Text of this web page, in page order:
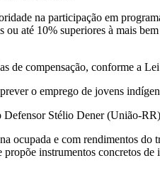
na participação em
até 10% superiores à mais
de compensação, conforme a
o emprego de jovens
Defensor Stélio Dener (União-
ocupada e com rendimentos
instrumentos concretos